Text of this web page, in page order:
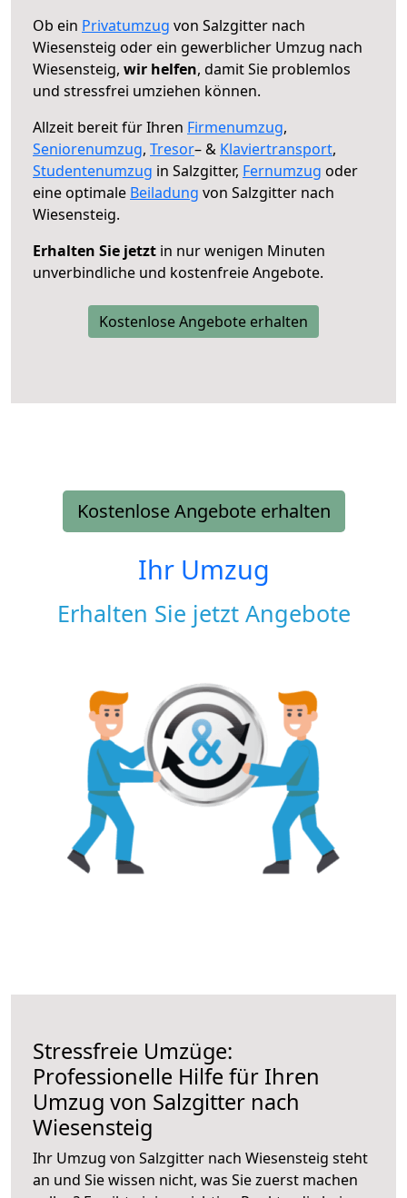
Ob ein Privatumzug von Salzgitter nach
Wiesensteig oder ein gewerblicher Umzug nach
Wiesensteig, wir helfen, damit Sie problemlos
und stressfrei umziehen können.
Allzeit bereit für Ihren Firmenumzug,
Seniorenumzug, Tresor– & Klaviertransport,
Studentenumzug in Salzgitter, Fernumzug oder
eine optimale Beiladung von Salzgitter nach
Wiesensteig.
Erhalten Sie jetzt in nur wenigen Minuten
unverbindliche und kostenfreie Angebote.
Kostenlose Angebote erhalten
Kostenlose Angebote erhalten
Ihr Umzug
Erhalten Sie jetzt Angebote
Stressfreie Umzüge:
Professionelle Hilfe für Ihren
Umzug von Salzgitter nach
Wiesensteig
Ihr Umzug von Salzgitter nach Wiesensteig steht
an und Sie wissen nicht, was Sie zuerst machen